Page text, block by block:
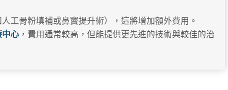
工骨粉填補或鼻竇提升術），這將增加額外費用。
中心 ，費用通常較高，但能提供更先進的技術與較佳的治